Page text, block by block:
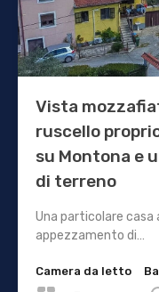
Vista
ruscello
su Montona e
di terreno
Una particolare casa
appezzamento di…
Camera da letto